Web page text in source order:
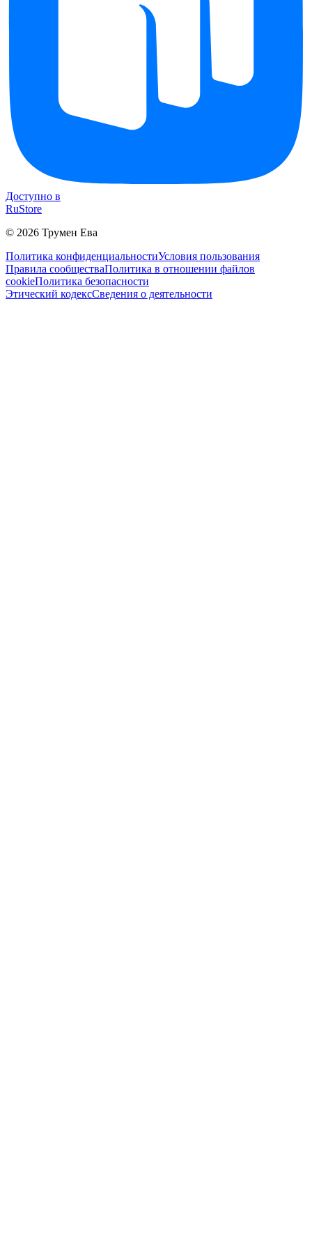
Доступно в
RuStore
© 2026 Трумен Ева
Политика конфиденциальностиУсловия пользования
Правила сообществаПолитика в отношении файлов
cookieПолитика безопасности
Этический кодексСведения о деятельности